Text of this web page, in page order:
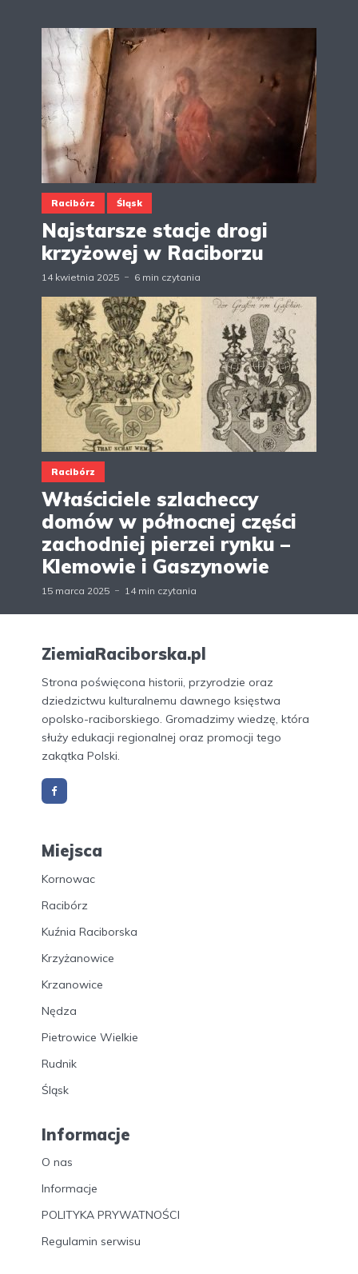
Racibórz Śląsk
Najstarsze stacje drogi
krzyżowej w Raciborzu
14 kwietnia 2025 6 min czytania
Racibórz
Właściciele szlacheccy
domów w północnej części
zachodniej pierzei rynku –
Klemowie i Gaszynowie
15 marca 2025 14 min czytania
ZiemiaRaciborska.pl
Strona poświęcona historii, przyrodzie oraz
dziedzictwu kulturalnemu dawnego księstwa
opolsko-raciborskiego. Gromadzimy wiedzę, która
służy edukacji regionalnej oraz promocji tego
zakątka Polski.
Miejsca
Kornowac
Racibórz
Kuźnia Raciborska
Krzyżanowice
Krzanowice
Nędza
Pietrowice Wielkie
Rudnik
Śląsk
Informacje
O nas
Informacje
POLITYKA PRYWATNOŚCI
Regulamin serwisu